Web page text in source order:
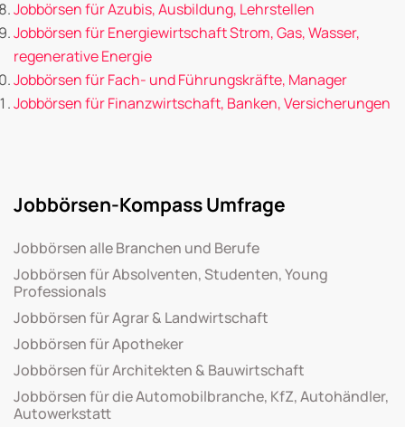
Jobbörsen für Azubis, Ausbildung, Lehrstellen
Jobbörsen für Energiewirtschaft Strom, Gas, Wasser,
regenerative Energie
Jobbörsen für Fach- und Führungskräfte, Manager
Jobbörsen für Finanzwirtschaft, Banken, Versicherungen
Jobbörsen-Kompass Umfrage
Jobbörsen alle Branchen und Berufe
Jobbörsen für Absolventen, Studenten, Young
Professionals
Jobbörsen für Agrar & Landwirtschaft
Jobbörsen für Apotheker
Jobbörsen für Architekten & Bauwirtschaft
Jobbörsen für die Automobilbranche, KfZ, Autohändler,
Autowerkstatt